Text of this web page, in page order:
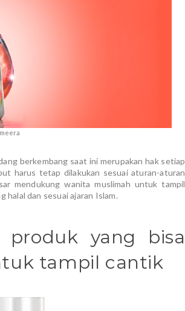
berkembang saat ini merupakan hak setiap
harus tetap dilakukan sesuai aturan-aturan
mendukung wanita muslimah untuk tampil
halal dan sesuai ajaran Islam.
produk yang bisa
tampil cantik